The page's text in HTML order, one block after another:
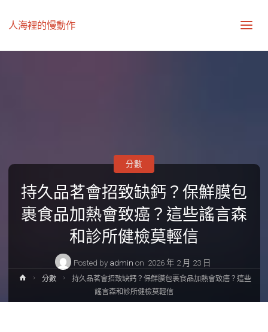
人海裡的慢動作
持久品茗會招致缺鈣？保鮮膜包
裹食品加熱會致癌？這些謠言森
和診所健檢莫輕信
Posted by admin on 2026 年 2 月 23 日
分數
Home分數
持久品茗會招致缺鈣？保鮮膜包裹食品加熱會致癌？這些
謠言森和診所健檢莫輕信